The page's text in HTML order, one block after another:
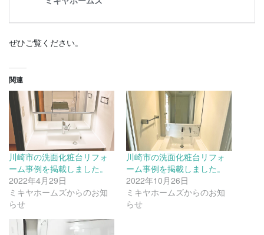
ぜひご覧ください。
関連
川崎市の洗面化粧台リフォ
ーム事例を掲載しました。
2022年4月29日
ミキヤホームズからのお知
らせ
川崎市の洗面化粧台リフォ
ーム事例を掲載しました。
2022年10月26日
ミキヤホームズからのお知
らせ